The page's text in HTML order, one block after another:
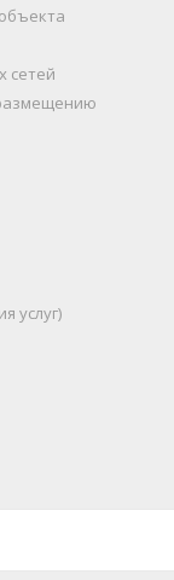
сетей
услуг)